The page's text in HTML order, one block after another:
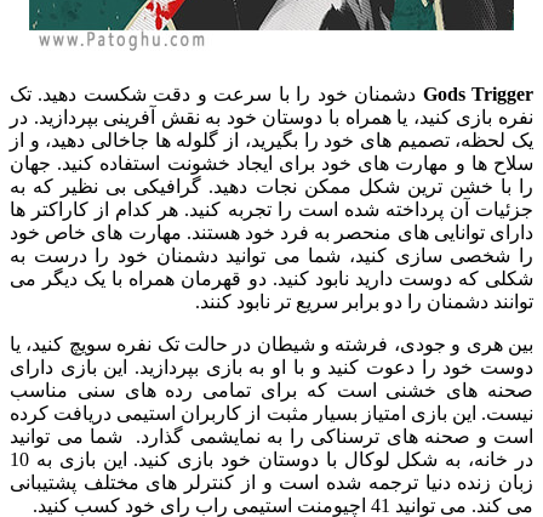
Gods Trigger دشمنان خود را با سرعت و دقت شکست دهید. تک
نفره بازی کنید، یا همراه با دوستان خود به نقش آفرینی بپردازید. در
یک لحظه، تصمیم های خود را بگیرید، از گلوله ها جاخالی دهید، و از
سلاح ها و مهارت های خود برای ایجاد خشونت استفاده کنید. جهان
را با خشن ترین شکل ممکن نجات دهید. گرافیکی بی نظیر که به
جزئیات آن پرداخته شده است را تجربه کنید. هر کدام از کاراکتر ها
دارای توانایی های منحصر به فرد خود هستند. مهارت های خاص خود
را شخصی سازی کنید، شما می توانید دشمنان خود را درست به
شکلی که دوست دارید نابود کنید. دو قهرمان همراه با یک دیگر می
توانند دشمنان را دو برابر سریع تر نابود کنند.
بین هری و جودی، فرشته و شیطان در حالت تک نفره سویچ کنید، یا
دوست خود را دعوت کنید و با او به بازی بپردازید. این بازی دارای
صحنه های خشنی است که برای تمامی رده های سنی مناسب
نیست. این بازی امتیاز بسیار مثبت از کاربران استیمی دریافت کرده
است و صحنه های ترسناکی را به نمایشمی گذارد. شما می توانید
در خانه، به شکل لوکال با دوستان خود بازی کنید. این بازی به 10
زبان زنده دنیا ترجمه شده است و از کنترلر های مختلف پشتیبانی
می کند. می توانید 41 اچیومنت استیمی راب رای خود کسب کنید.